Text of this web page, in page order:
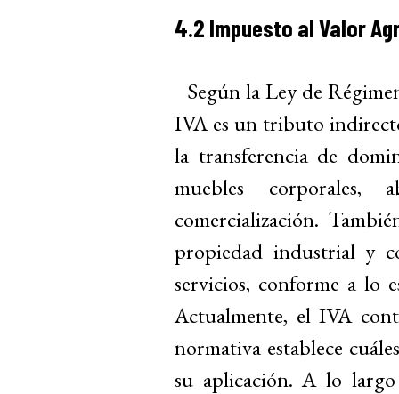
4.2 Impuesto al Valor
Según la Ley de
IVA es un tributo
la transferencia de
muebles corporales,
comercialización.
propiedad industrial y
servicios, conforme a lo
Actualmente, el IVA
normativa establece
su aplicación. A lo